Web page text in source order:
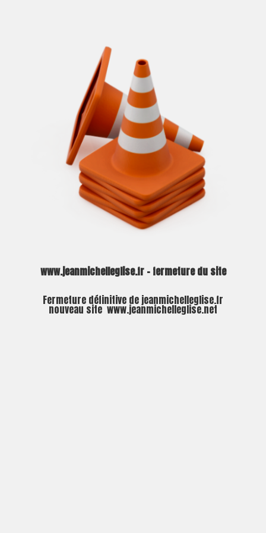
www.jeanmichelleglise.fr – fermeture du site
Fermeture définitive de jeanmichelleglise.fr
nouveau site www.jeanmichelleglise.net